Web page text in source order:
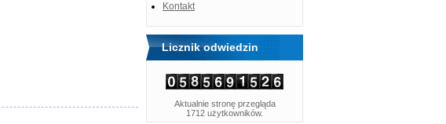
Kontakt
Licznik odwiedzin
Aktualnie stronę przegląda
1712 użytkowników.